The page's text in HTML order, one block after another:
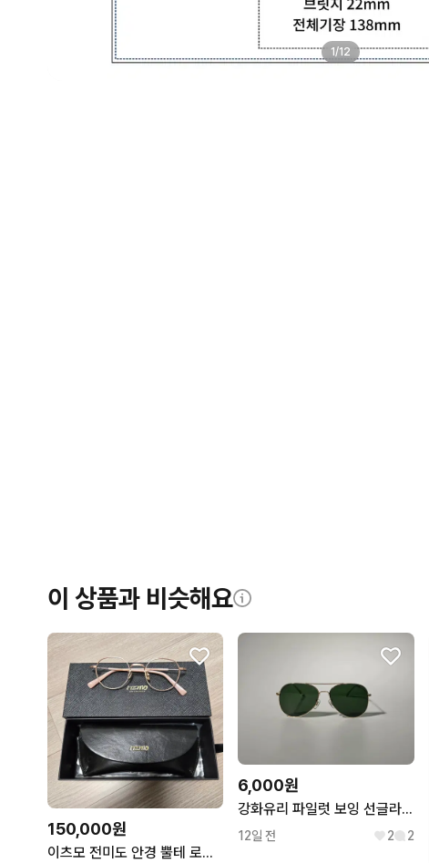
1/12
이 상품과 비슷해요
150,000원
이츠모 전미도 안경 뿔테 로즈골드
6,000원
강화유리 파일럿 보잉 선글라스 골드그린
12일 전 2 2